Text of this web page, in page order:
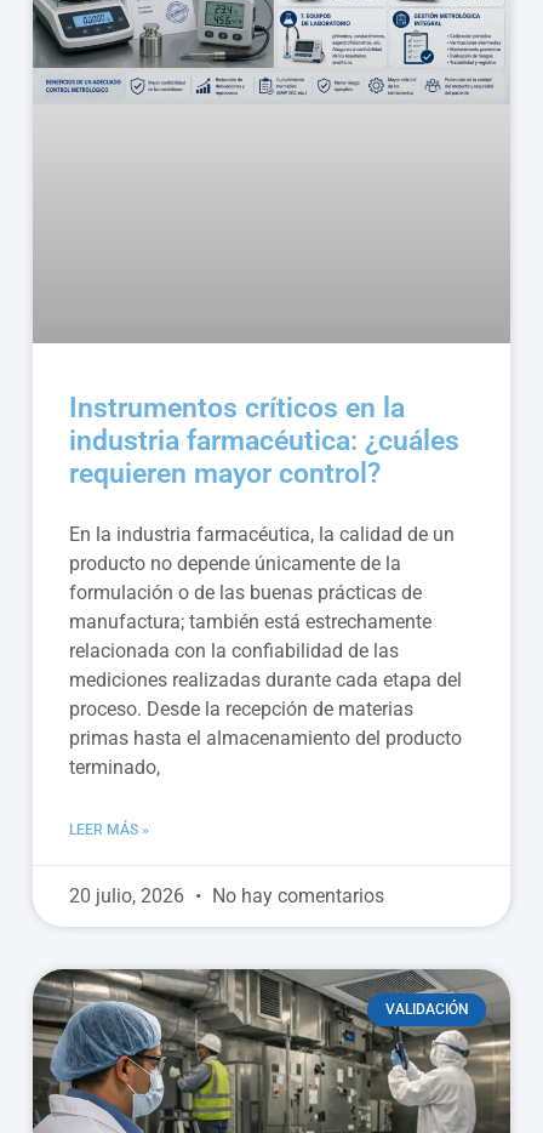
Instrumentos críticos en la
industria farmacéutica: ¿cuáles
requieren mayor control?
En la industria farmacéutica, la calidad de un
producto no depende únicamente de la
formulación o de las buenas prácticas de
manufactura; también está estrechamente
relacionada con la confiabilidad de las
mediciones realizadas durante cada etapa del
proceso. Desde la recepción de materias
primas hasta el almacenamiento del producto
terminado,
LEER MÁS »
20 julio, 2026 No hay comentarios
VALIDACIÓN